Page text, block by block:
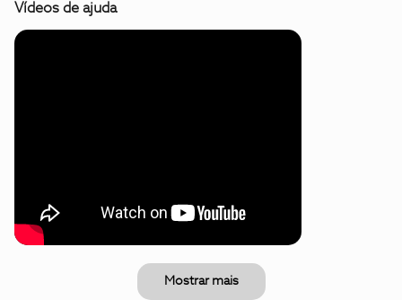
Vídeos de ajuda
Mostrar mais